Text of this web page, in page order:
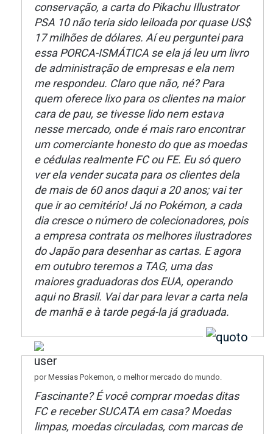
conservação, a carta do Pikachu Illustrator
PSA 10 não teria sido leiloada por quase US$
17 milhões de dólares. Aí eu perguntei para
essa PORCA-ISMÁTICA se ela já leu um livro
de administração de empresas e ela nem
me respondeu. Claro que não, né? Para
quem oferece lixo para os clientes na maior
cara de pau, se tivesse lido nem estava
nesse mercado, onde é mais raro encontrar
um comerciante honesto do que as moedas
e cédulas realmente FC ou FE. Eu só quero
ver ela vender sucata para os clientes dela
de mais de 60 anos daqui a 20 anos; vai ter
que ir ao cemitério! Já no Pokémon, a cada
dia cresce o número de colecionadores, pois
a empresa contrata os melhores ilustradores
do Japão para desenhar as cartas. E agora
em outubro teremos a TAG, uma das
maiores graduadoras dos EUA, operando
aqui no Brasil. Vai dar para levar a carta nela
de manhã e à tarde pegá-la já graduada.
por Messias Pokemon, o melhor mercado do mundo.
Fascinante? É você comprar moedas ditas
FC e receber SUCATA em casa? Moedas
limpas, moedas circuladas, com marcas de